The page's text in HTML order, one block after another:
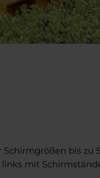
bis zu
mit